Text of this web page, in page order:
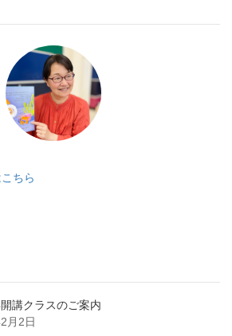
ちら
講クラスのご案内
月2日